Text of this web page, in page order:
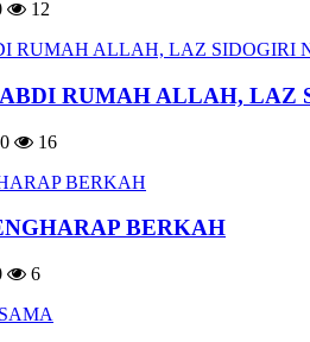
12
RUMAH ALLAH, LAZ
0 16
BERKAH
6